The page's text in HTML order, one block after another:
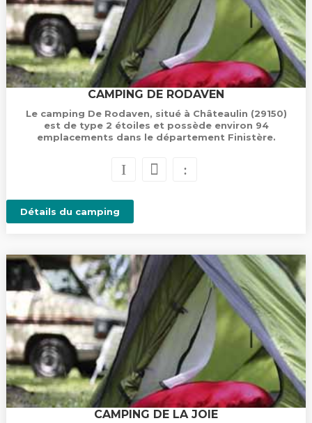
CAMPING DE RODAVEN
Le camping De Rodaven, situé à Châteaulin (29150)
est de type 2 étoiles et possède environ 94
emplacements dans le département Finistère.
Détails du camping
CAMPING DE LA JOIE